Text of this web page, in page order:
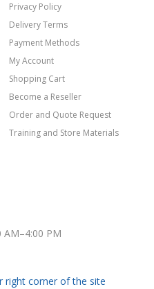
Privacy Policy
Delivery Terms
Payment Methods
My Account
Shopping Cart
Become a Reseller
Order and Quote Request
Training and Store Materials
AM–4:00 PM
right corner of the site